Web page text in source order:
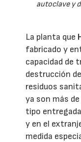
autoclave y
La planta que
fabricado y
capacidad de
destrucción
residuos
ya son más
tipo
y en el
medida